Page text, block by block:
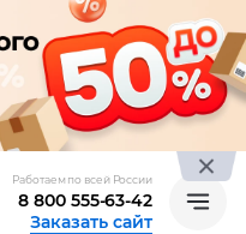
Работаем по всей России
8 800 555-63-42
Заказать сайт